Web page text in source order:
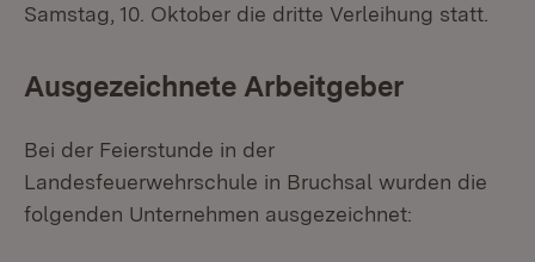
Samstag, 10. Oktober die dritte Verleihung statt.
Ausgezeichnete Arbeitgeber
Bei der Feierstunde in der
Landesfeuerwehrschule in Bruchsal wurden die
folgenden Unternehmen ausgezeichnet: